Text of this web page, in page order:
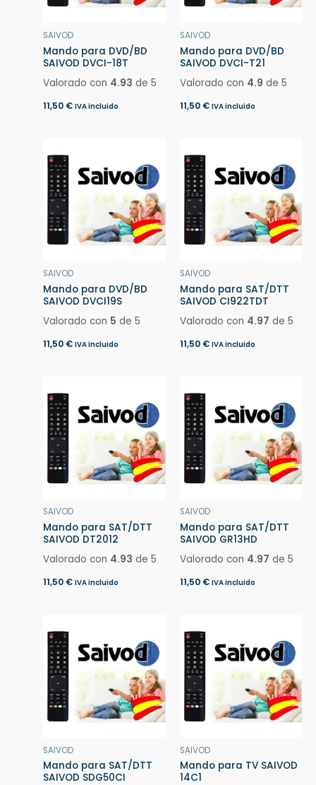
SAIVOD
Mando para DVD/BD
SAIVOD DVCI-18T
Valorado con 4.93 de 5
11,50 € IVA incluido
SAIVOD
Mando para DVD/BD
SAIVOD DVCI-T21
Valorado con 4.9 de 5
11,50 € IVA incluido
SAIVOD
Mando para DVD/BD
SAIVOD DVCI19S
Valorado con 5 de 5
11,50 € IVA incluido
SAIVOD
Mando para SAT/DTT
SAIVOD CI922TDT
Valorado con 4.97 de 5
11,50 € IVA incluido
SAIVOD
Mando para SAT/DTT
SAIVOD DT2012
Valorado con 4.93 de 5
11,50 € IVA incluido
SAIVOD
Mando para SAT/DTT
SAIVOD GR13HD
Valorado con 4.97 de 5
11,50 € IVA incluido
SAIVOD
Mando para SAT/DTT
SAIVOD SDG50CI
SAIVOD
Mando para TV SAIVOD
14C1